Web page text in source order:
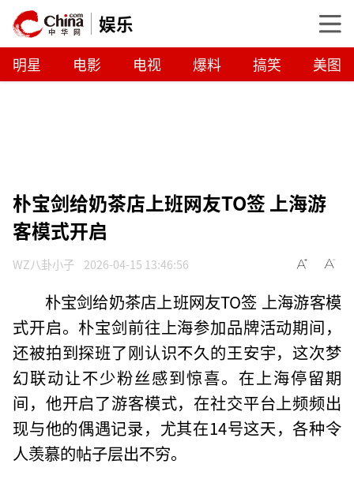
娱乐
明星 电影 电视 爆料 搞笑 美图
朴宝剑给奶茶店上班网友TO签 上海游
客模式开启
WZ八卦小子 2026-04-15 13:46:56
朴宝剑给奶茶店上班网友TO签 上海游客模
式开启。朴宝剑前往上海参加品牌活动期间，
还被拍到探班了刚认识不久的王安宇，这次梦
幻联动让不少粉丝感到惊喜。在上海停留期
间，他开启了游客模式，在社交平台上频频出
现与他的偶遇记录，尤其在14号这天，各种令
人羡慕的帖子层出不穷。